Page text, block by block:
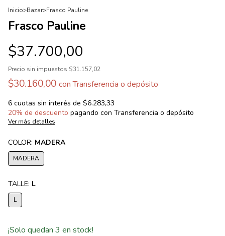
Inicio>Bazar>Frasco Pauline
Frasco Pauline
$37.700,00
Precio sin impuestos $31.157,02
$30.160,00 con Transferencia o depósito
6 cuotas sin interés de $6.283,33
20% de descuento pagando con Transferencia o depósito
Ver más detalles
COLOR: MADERA
MADERA
TALLE: L
L
¡Solo quedan 3 en stock!